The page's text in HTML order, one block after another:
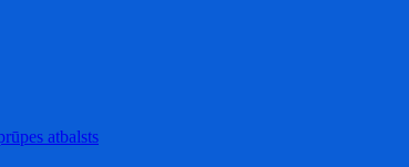
atbalsts